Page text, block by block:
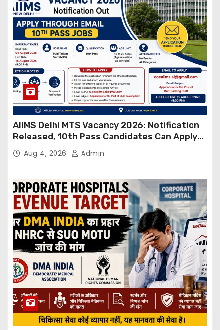
AIIMS Delhi MTS Vacancy 2026: Notification
Released, 10th Pass Candidates Can Apply
Through Email
Aug 4, 2026 Admin